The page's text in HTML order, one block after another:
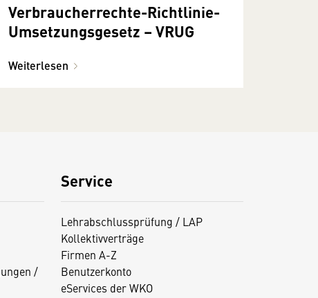
Verbraucherrechte-Richtlinie-
Umsetzungsgesetz – VRUG
Weiterlesen
/
Service
Lehrabschlussprüfung / LAP
Kollektivverträge
Firmen A-Z
Benutzerkonto
eServices der WKO